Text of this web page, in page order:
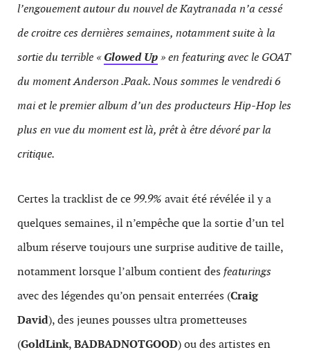
l’engouement autour du nouvel de Kaytranada n’a cessé
de croitre ces dernières semaines, notamment suite à la
sortie du terrible «Glowed Up» en featuring avec le GOAT
du moment Anderson .Paak. Nous sommes le vendredi 6
mai et le premier album d’un des producteurs Hip-Hop les
plus en vue du moment est là, prêt à être dévoré par la
critique.
Certes la tracklist de ce99.9% avait été révélée il y a
quelques semaines, il n’empêche que la sortie d’un tel
album réserve toujours une surprise auditive de taille,
notamment lorsque l’album contient des featurings
avec des légendes qu’on pensait enterrées (Craig
David), des jeunes pousses ultra prometteuses
(GoldLink,BADBADNOTGOOD) ou des artistes en